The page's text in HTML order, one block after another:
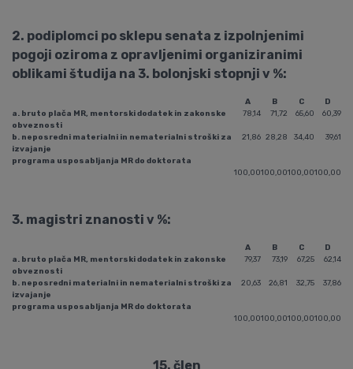
2. podiplomci po sklepu senata z izpolnjenimi
pogoji oziroma z opravljenimi organiziranimi
oblikami študija na 3. bolonjski stopnji v %:
A B C
D
a. bruto plača MR, mentorski dodatek in zakonske
obveznosti
78,14 71,72 65,60 60,39
b. neposredni materialni in nematerialni stroški za
izvajanje
programa usposabljanja MR do doktorata
21,86 28,28 34,40 39,61
100,00100,00100,00100,00
3. magistri znanosti v %:
A B C
D
a. bruto plača MR, mentorski dodatek in zakonske
obveznosti
79,37 73,19 67,25 62,14
b. neposredni materialni in nematerialni stroški za
izvajanje
programa usposabljanja MR do doktorata
20,63 26,81 32,75 37,86
100,00100,00100,00100,00
15. člen